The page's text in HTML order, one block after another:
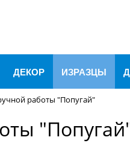
ДЕКОР ИЗРАЗЦЫ
работы "Попугай"